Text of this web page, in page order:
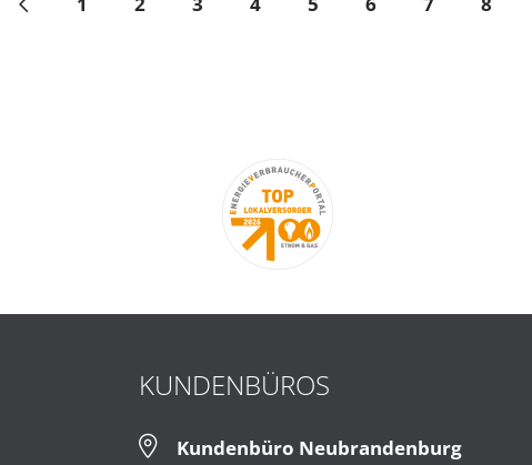
Pfeil links
KUNDENBÜROS
Kundenbüro Neubrandenburg